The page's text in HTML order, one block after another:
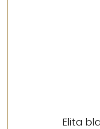
Elita